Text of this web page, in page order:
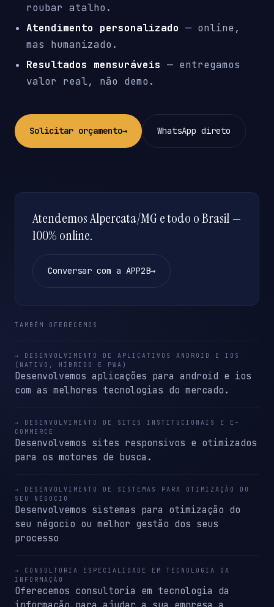
roubar atalho.
Atendimento personalizado — online,
mas humanizado.
Resultados mensuráveis — entregamos
valor real, não demo.
Solicitar orçamento→ WhatsApp direto
Atendemos Alpercata/MG e todo o Brasil —
100% online.
Conversar com a APP2B→
TAMBÉM OFERECEMOS
→ DESENVOLVIMENTO DE APLICATIVOS ANDROID E IOS
(NATIVO, HÍBRIDO E PWA)
Desenvolvemos aplicações para android e ios
com as melhores tecnologias do mercado.
→ DESENVOLVIMENTO DE SITES INSTITUCIONAIS E E-
COMMERCE
Desenvolvemos sites responsivos e otimizados
para os motores de busca.
→ DESENVOLVIMENTO DE SISTEMAS PARA OTIMIZAÇÃO DO
SEU NÉGOCIO
Desenvolvemos sistemas para otimização do
seu négocio ou melhor gestão dos seus
processo
→ CONSULTORIA ESPECIALIDADE EM TECNOLOGIA DA
INFORMAÇÃO
Oferecemos consultoria em tecnologia da